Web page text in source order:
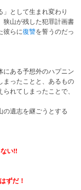
として生まれ変わり
狭山が残した犯罪計画書
彼らに復讐を誓うのだっ
ある予想外のハプニン
まったことと、あるもの
れてしまったことで、
の遺志を継ごうとする
い!!
ずだ！